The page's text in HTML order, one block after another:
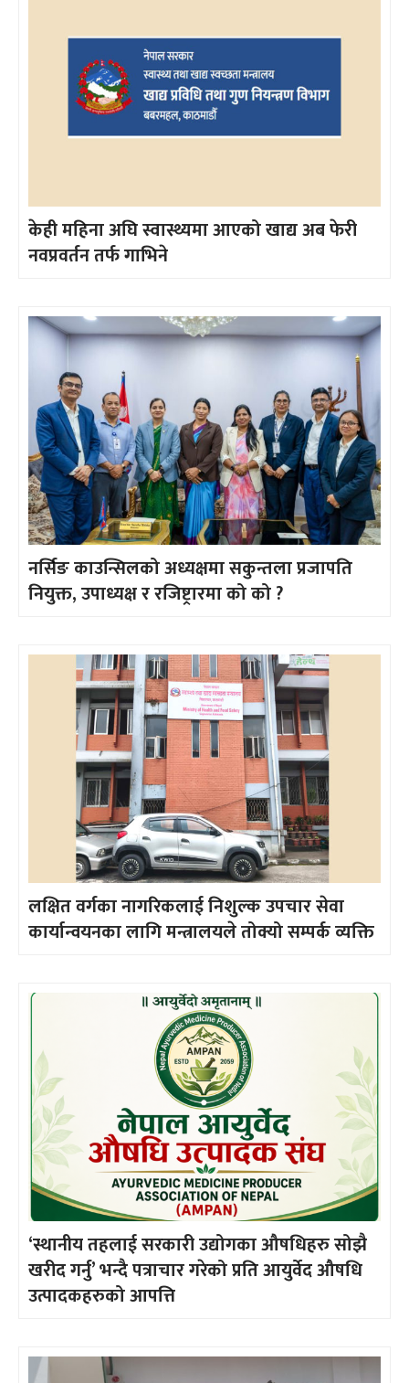
केही महिना अघि स्वास्थ्यमा आएको खाद्य अब फेरी
नवप्रवर्तन तर्फ गाभिने
नर्सिङ काउन्सिलको अध्यक्षमा सकुन्तला प्रजापति
नियुक्त, उपाध्यक्ष र रजिष्ट्रारमा को को ?
लक्षित वर्गका नागरिकलाई निशुल्क उपचार सेवा
कार्यान्वयनका लागि मन्त्रालयले तोक्यो सम्पर्क व्यक्ति
‘स्थानीय तहलाई सरकारी उद्योगका औषधिहरु सोझै
खरीद गर्नु’ भन्दै पत्राचार गरेको प्रति आयुर्वेद औषधि
उत्पादकहरुको आपत्ति